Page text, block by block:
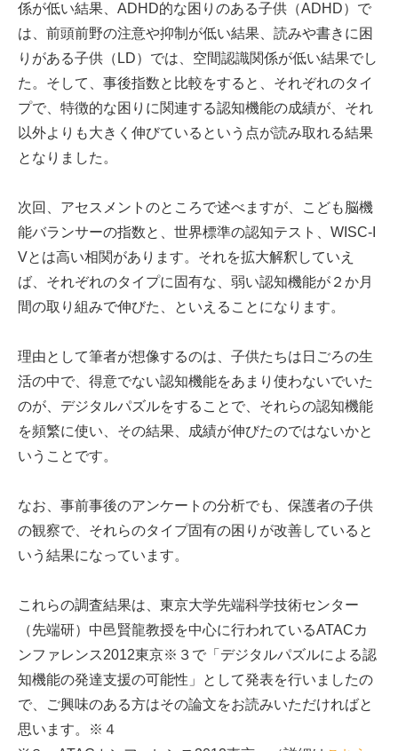
係が低い結果、ADHD的な困りのある子供（ADHD）で
は、前頭前野の注意や抑制が低い結果、読みや書きに困
りがある子供（LD）では、空間認識関係が低い結果でし
た。そして、事後指数と比較をすると、それぞれのタイ
プで、特徴的な困りに関連する認知機能の成績が、それ
以外よりも大きく伸びているという点が読み取れる結果
となりました。
次回、アセスメントのところで述べますが、こども脳機
能バランサーの指数と、世界標準の認知テスト、WISC-I
Vとは高い相関があります。それを拡大解釈していえ
ば、それぞれのタイプに固有な、弱い認知機能が２か月
間の取り組みで伸びた、といえることになります。
理由として筆者が想像するのは、子供たちは日ごろの生
活の中で、得意でない認知機能をあまり使わないでいた
のが、デジタルパズルをすることで、それらの認知機能
を頻繁に使い、その結果、成績が伸びたのではないかと
いうことです。
なお、事前事後のアンケートの分析でも、保護者の子供
の観察で、それらのタイプ固有の困りが改善していると
いう結果になっています。
これらの調査結果は、東京大学先端科学技術センター
（先端研）中邑賢龍教授を中心に行われているATACカ
ンファレンス2012東京※３で「デジタルパズルによる認
知機能の発達支援の可能性」として発表を行いましたの
で、ご興味のある方はその論文をお読みいただければと
思います。※４